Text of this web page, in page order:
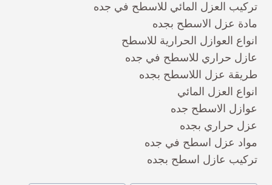
تركيب العزل المائي للاسطح في جده
مادة عزل الاسطح بجده
انواع العوازل الحرارية للاسطح
عازل حراري للاسطح في جده
طريقة عزل اللاسطح بجده
انواع العزل المائي
عوازل الاسطح جده
عزل حراري بجده
مواد عزل اسطح في جده
تركيب عازل اسطح بجده